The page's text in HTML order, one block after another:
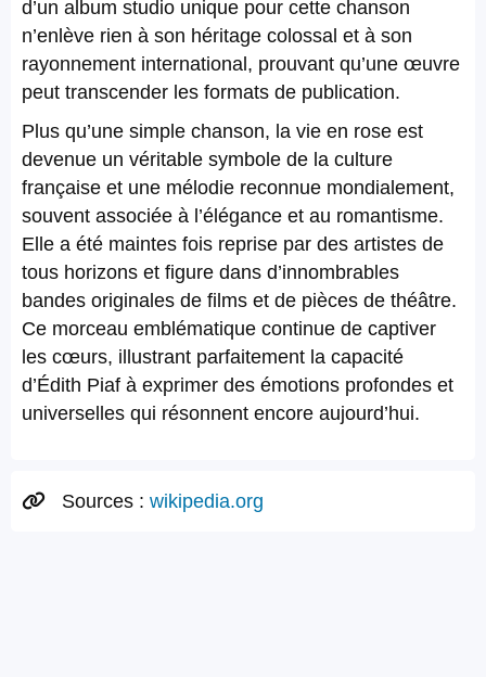
d’un album studio unique pour cette chanson
n’enlève rien à son héritage colossal et à son
rayonnement international, prouvant qu’une œuvre
peut transcender les formats de publication.
Plus qu’une simple chanson, la vie en rose est
devenue un véritable symbole de la culture
française et une mélodie reconnue mondialement,
souvent associée à l’élégance et au romantisme.
Elle a été maintes fois reprise par des artistes de
tous horizons et figure dans d’innombrables
bandes originales de films et de pièces de théâtre.
Ce morceau emblématique continue de captiver
les cœurs, illustrant parfaitement la capacité
d’Édith Piaf à exprimer des émotions profondes et
universelles qui résonnent encore aujourd’hui.
Sources : wikipedia.org